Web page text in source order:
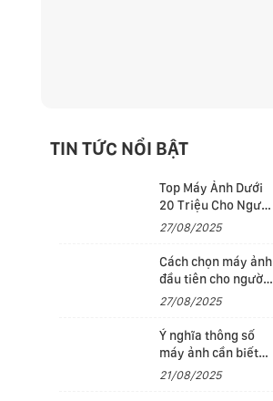
TIN TỨC NỔI BẬT
Top Máy Ảnh Dưới
20 Triệu Cho Người
Mới Bắt Đầu
27/08/2025
Cách chọn máy ảnh
đầu tiên cho người
mới bắt đầu
27/08/2025
Ý nghĩa thông số
máy ảnh cần biết
cho những người
21/08/2025